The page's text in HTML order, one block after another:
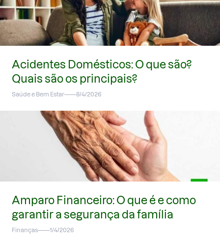
Acidentes Domésticos: O que são?
Quais são os principais?
Saúde e Bem Estar 8/4/2026
Amparo Financeiro: O que é e como
garantir a segurança da família
Finanças 1/4/2026